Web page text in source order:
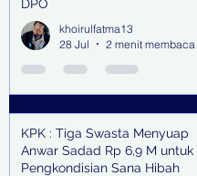
DPO
khoirulfatma13
28 Jul
2 menit membaca
KPK : Tiga Swasta Menyuap
Anwar Sadad Rp 6,9 M untuk
Pengkondisian Sana Hibah